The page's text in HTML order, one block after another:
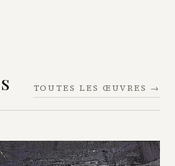
TOUTES LES ŒUVRES →